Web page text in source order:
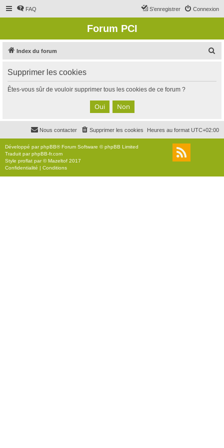
FAQ Connexion
S’enregistrer
Forum PCI
Index du forum
c
Supprimer les cookies
Êtes-vous sûr de vouloir supprimer tous les cookies de ce forum ?
Heures au format UTC+02:00
Supprimer les cookies
Nous contacter
Développé parphpBB® Forum Software © phpBB Limited
Traduit parphpBB-fr.com
Style proflat par ©Mazeltof 2017
Confidentialité | Conditions